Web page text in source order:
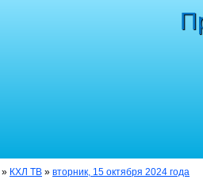
» КХЛ ТВ » вторник, 15 октября 2024 года